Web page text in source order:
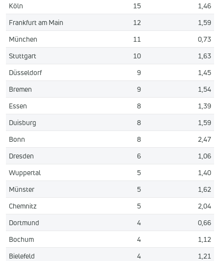
Köln
15
1,46
Frankfurt am Main
12
1,59
München
11
0,73
Stuttgart
10
1,63
Düsseldorf
9
1,45
Bremen
9
1,54
Essen
8
1,39
Duisburg
8
1,59
Bonn
8
2,47
Dresden
6
1,06
Wuppertal
5
1,40
Münster
5
1,62
Chemnitz
5
2,04
Dortmund
4
0,66
Bochum
4
1,12
Bielefeld
4
1,21